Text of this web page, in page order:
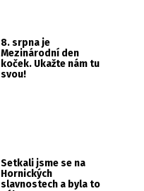
8. srpna je
Mezinárodní den
koček. Ukažte nám tu
svou!
Setkali jsme se na
Hornických
slavnostech a byla to